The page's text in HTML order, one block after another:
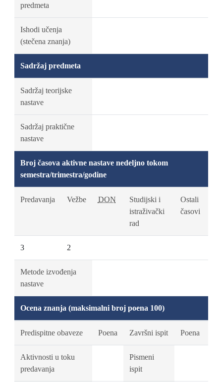
predmeta
Ishodi učenja
(stečena znanja)
Sadržaj predmeta
Sadržaj teorijske
nastave
Sadržaj praktične
nastave
Broj časova aktivne nastave nedeljno tokom
semestra/trimestra/godine
Predavanja Vežbe DON
Studijski i
istraživački
rad
Ostali
časovi
3 2
Metode izvođenja
nastave
Ocena znanja (maksimalni broj poena 100)
Predispitne obaveze Poena Završni ispit Poena
Aktivnosti u toku
predavanja
Pismeni
ispit